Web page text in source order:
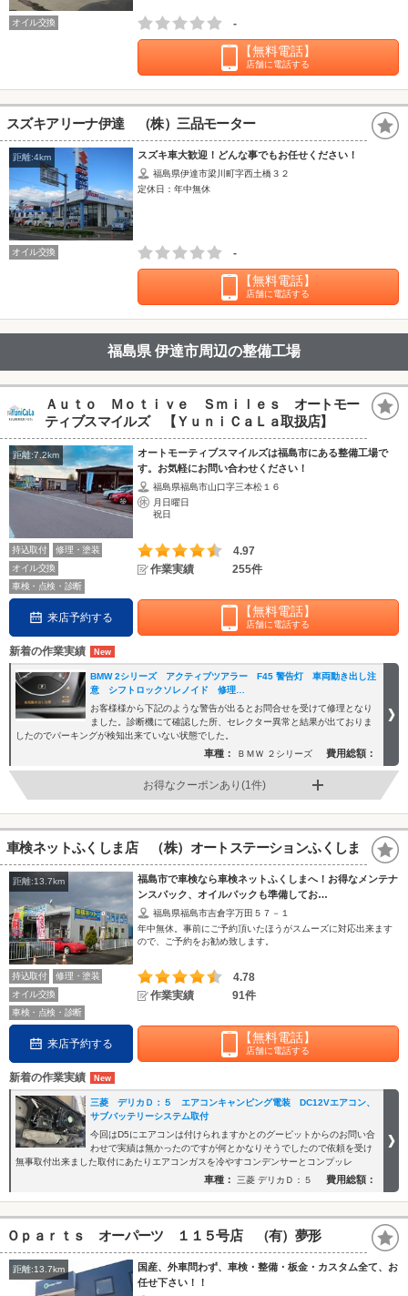
オイル交換 -
【無料電話】
店舗に電話する
スズキアリーナ伊達 （株）三品モーター
距離:4km スズキ車大歓迎！どんな事でもお任せください！
福島県伊達市梁川町字西土橋３２
定休日：年中無休
オイル交換 -
【無料電話】
店舗に電話する
福島県 伊達市周辺の整備工場
Ａｕｔｏ Ｍｏｔｉｖｅ Ｓｍｉｌｅｓ オートモー
ティブスマイルズ 【ＹｕｎｉＣａＬａ取扱店】
距離:7.2km
オートモーティブスマイルズは福島市にある整備工場で
す。お気軽にお問い合わせください！
福島県福島市山口字三本松１６
月日曜日
祝日
持込取付
修理・塗装
オイル交換
車検・点検・診断
4.97
作業実績
255件
来店予約する 【無料電話】
店舗に電話する
新着の作業実績
BMW 2シリーズ アクティブツアラー F45 警告灯 車両動き出し注
意 シフトロックソレノイド 修理…
お客様様から下記のような警告が出るとお問合せを受けて修理となり
ました。診断機にて確認した所、セレクター異常と結果が出ておりま
したのでパーキングが検知出来ていない状態でした。
車種： ＢＭＷ ２シリーズ 費用総額：
お得なクーポンあり(1件)
車検ネットふくしま店 （株）オートステーションふくしま
距離:13.7km
福島市で車検なら車検ネットふくしまへ！お得なメンテナ
ンスパック、オイルパックも準備してお…
福島県福島市吉倉字万田５７－１
年中無休。事前にご予約頂いたほうがスムーズに対応出来ます
ので、ご予約をお勧め致します。
持込取付
修理・塗装
オイル交換
車検・点検・診断
4.78
作業実績
91件
来店予約する 【無料電話】
店舗に電話する
新着の作業実績
三菱 デリカＤ：５ エアコンキャンピング電装 DC12Vエアコン、
サブバッテリーシステム取付
今回はD5にエアコンは付けられますかとのグーピットからのお問い合
わせで実績は無かったのですが何とかなりそうでしたので依頼を受け
無事取付出来ました取付にあたりエアコンガスを冷やすコンデンサーとコンプッレ
車種： 三菱 デリカＤ：５ 費用総額：
Ｏｐａｒｔｓ オーパーツ １１５号店 （有）夢形
距離:13.7km
国産、外車問わず、車検・整備・板金・カスタム全て、お
任せ下さい！！